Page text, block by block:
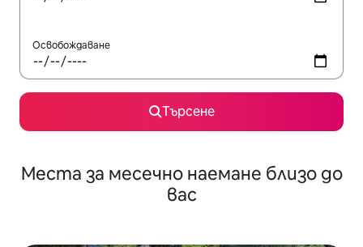
Освобождаване
Търсене
Места за месечно наемане близо до
вас